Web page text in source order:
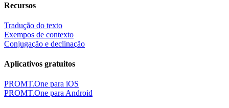
Recursos
Tradução do texto
Exempos de contexto
Conjugação e declinação
Aplicativos gratuitos
PROMT.One para iOS
PROMT.One para Android